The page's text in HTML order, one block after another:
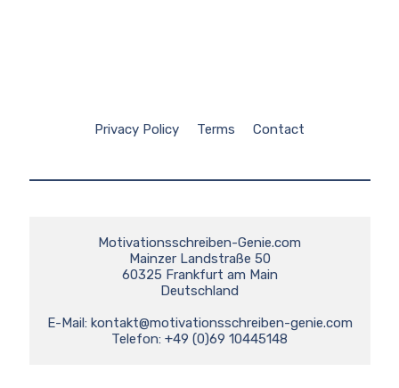
Privacy Policy Terms Contact
Motivationsschreiben-Genie.com
Mainzer Landstraße 50
60325 Frankfurt am Main
Deutschland
E-Mail: kontakt@motivationsschreiben-genie.com
Telefon: +49 (0)69 10445148